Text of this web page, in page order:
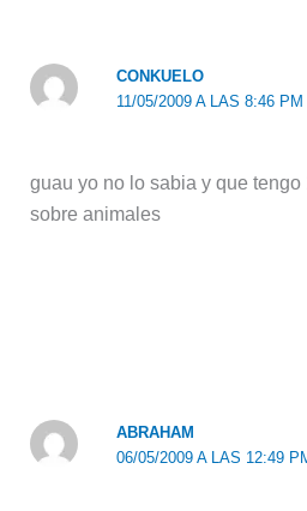
CONKUELO
11/05/2009 A LAS 8:46 PM
guau yo no lo sabia y que tengo
sobre animales
ABRAHAM
06/05/2009 A LAS 12:49